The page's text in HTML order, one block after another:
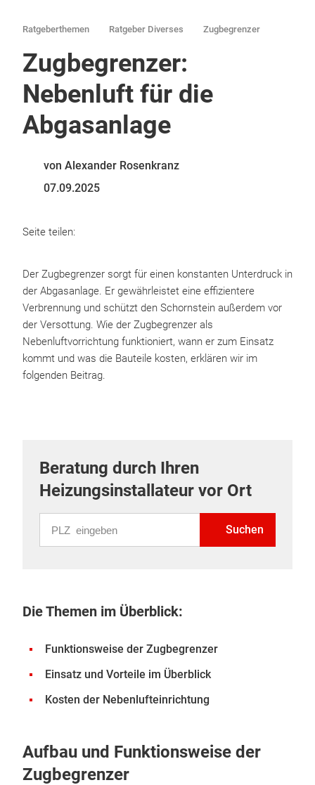
Ratgeberthemen Ratgeber Diverses Zugbegrenzer
Zugbegrenzer:
Nebenluft für die
Abgasanlage
von Alexander Rosenkranz
07.09.2025
Seite teilen:
Der Zugbegrenzer sorgt für einen konstanten Unterdruck in
der Abgasanlage. Er gewährleistet eine effizientere
Verbrennung und schützt den Schornstein außerdem vor
der Versottung. Wie der Zugbegrenzer als
Nebenluftvorrichtung funktioniert, wann er zum Einsatz
kommt und was die Bauteile kosten, erklären wir im
folgenden Beitrag.
Beratung durch Ihren
Heizungsinstallateur vor Ort
Suchen
Die Themen im Überblick:
Funktionsweise der Zugbegrenzer
Einsatz und Vorteile im Überblick
Kosten der Nebenlufteinrichtung
Aufbau und Funktionsweise der
Zugbegrenzer